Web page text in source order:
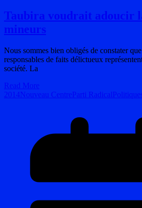
Taubira voudrait adoucir
mineurs
Nous sommes bien obligés de constater
responsables de faits délictueux
société. La
Read More
2014Nouveau CentreParti RadicalPolitique